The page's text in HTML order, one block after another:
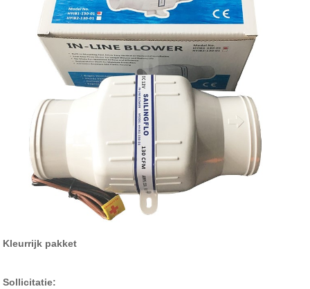
Kleurrijk pakket
Sollicitatie: